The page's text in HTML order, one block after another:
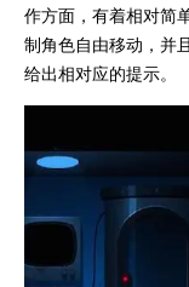
作方面，有着相对简
制角色自由移动，并
给出相对应的提示。